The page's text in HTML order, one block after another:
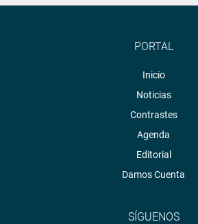
PORTAL
Inicio
Noticias
Contrastes
Agenda
Editorial
Damos Cuenta
SÍGUENOS